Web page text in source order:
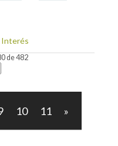
Interés
de 482
10 11 »